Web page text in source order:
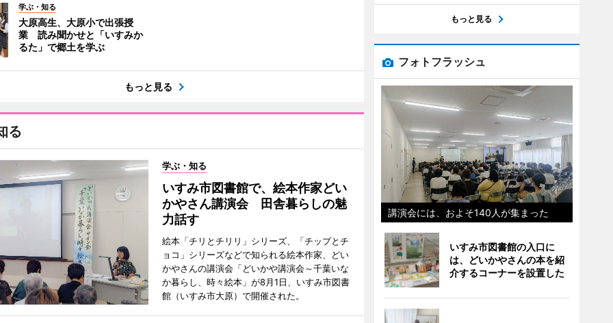
学ぶ・知る
大原高生、大原小で出張授
業 読み聞かせと「いすみか
るた」で郷土を学ぶ
もっと見る
る
学ぶ・知る
いすみ市図書館で、絵本作家どい
かやさん講演会 田舎暮らしの魅
力話す
絵本「チリとチリリ」シリーズ、「チップとチ
ョコ」シリーズなどで知られる絵本作家、どい
かやさんの講演会「どいかや講演会～千葉いな
か暮らし、時々絵本」が8月1日、いすみ市図書
館（いすみ市大原）で開催された。
もっと見る
フォトフラッシュ
講演会には、およそ140人が集まった
いすみ市図書館の入口に
は、どいかやさんの本を紹
介するコーナーを設置した